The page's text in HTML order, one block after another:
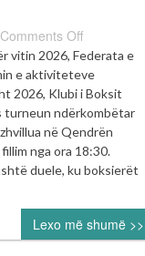
Comments Offon
Turneu
i
Boksit
2”
u
mbajt
sukses
në
Pejë
vitin 2026, Federata e
e aktiviteteve
2026, Klubi i Boksit
turneun ndërkombëtar
në Qendrën
nga ora 18:30.
duele, ku boksierët
Lexo më shumë >>